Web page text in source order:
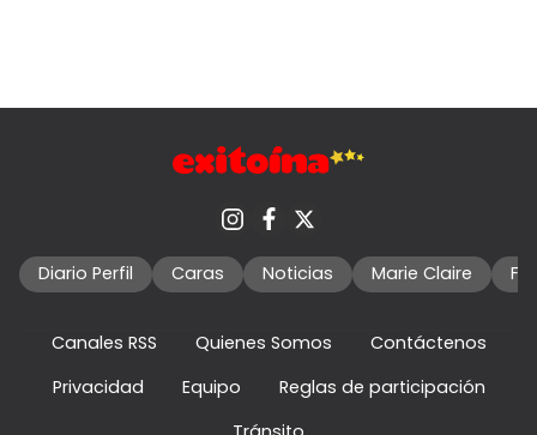
Diario Perfil Caras Noticias Marie Claire
Canales RSS Quienes Somos
Contáctenos
Privacidad
Equipo
Reglas de participación